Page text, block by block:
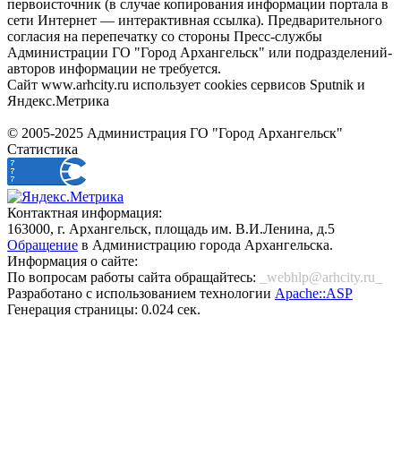
первоисточник (в случае копирования информации портала в
сети Интернет — интерактивная ссылка). Предварительного
согласия на перепечатку со стороны Пресс-службы
Администрации ГО "Город Архангельск" или подразделений-
авторов информации не требуется.
Сайт www.arhcity.ru использует cookies сервисов Sputnik и
Яндекс.Метрика
© 2005-2025 Администрация ГО "Город Архангельск"
Статистика
Контактная информация:
163000, г. Архангельск, площадь им. В.И.Ленина, д.5
Обращение в Администрацию города Архангельска.
Информация о сайте:
По вопросам работы сайта обращайтесь:
_webhlp@arhcity.ru_
Разработано с использованием технологии Apache::ASP
Генерация страницы: 0.024 сек.